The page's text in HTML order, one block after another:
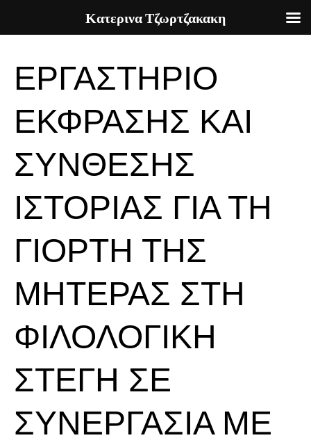
contentΕΡΓΑΣΤΗΡΙΟ
ΕΚΦΡΑΣΗΣ ΚΑΙ
ΣΥΝΘΕΣΗΣ
ΙΣΤΟΡΙΑΣ ΓΙΑ ΤΗ
ΓΙΟΡΤΗ ΤΗΣ
ΜΗΤΕΡΑΣ ΣΤΗ
ΦΙΛΟΛΟΓΙΚΗ
ΣΤΕΓΗ ΣΕ
ΣΥΝΕΡΓΑΣΙΑ ΜΕ
Κατερινα Τζωρτζακακη